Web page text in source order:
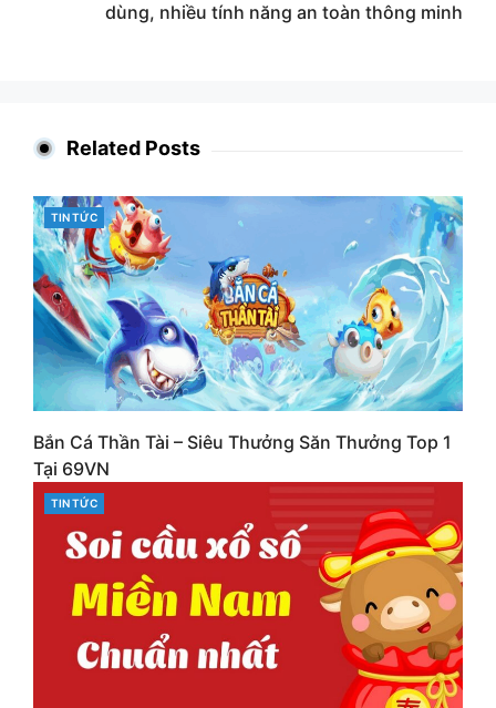
dùng, nhiều tính năng an toàn thông minh
Related Posts
CATEGORIES
TIN TỨC
Bắn Cá Thần Tài – Siêu Thưởng Săn Thưởng Top 1
Tại 69VN
CATEGORIES
TIN TỨC